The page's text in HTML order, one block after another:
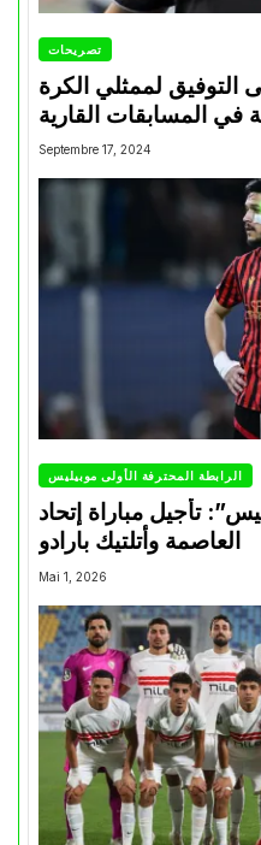
تصريحات
لممثلي الكرة
Septembre 17, 2024
الرابطة المحترفة الأولى موبيليس
تأجيل مباراة إتحاد
العاصمة وأتلتيك بارادو
Mai 1, 2026